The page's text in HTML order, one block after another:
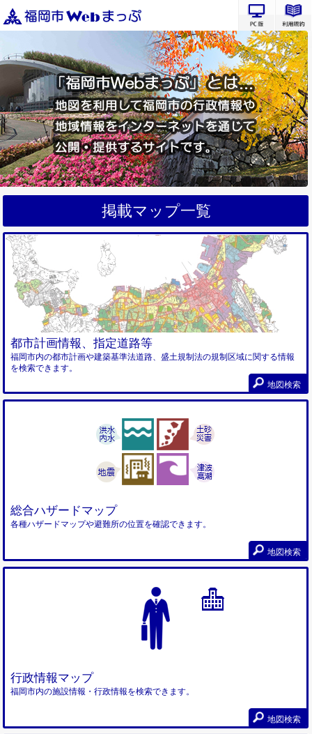
PC版サ
掲載マップ一覧
都市計画情報、指定道路等
福岡市内の都市計画や建築基準法道路、盛土規制法の規制区域に関する情報
を検索できます。
地図検索
総合ハザードマップ
各種ハザードマップや避難所の位置を確認できます。
地図検索
行政情報マップ
福岡市内の施設情報・行政情報を検索できます。
地図検索